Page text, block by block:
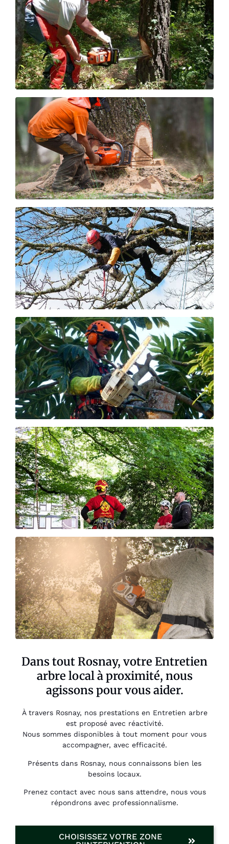
Dans tout Rosnay, votre Entretien
arbre local à proximité, nous
agissons pour vous aider.
À travers Rosnay, nos prestations en Entretien arbre
est proposé avec réactivité.
Nous sommes disponibles à tout moment pour vous
accompagner, avec efficacité.
Présents dans Rosnay, nous connaissons bien les
besoins locaux.
Prenez contact avec nous sans attendre, nous vous
répondrons avec professionnalisme.
CHOISISSEZ VOTRE ZONE